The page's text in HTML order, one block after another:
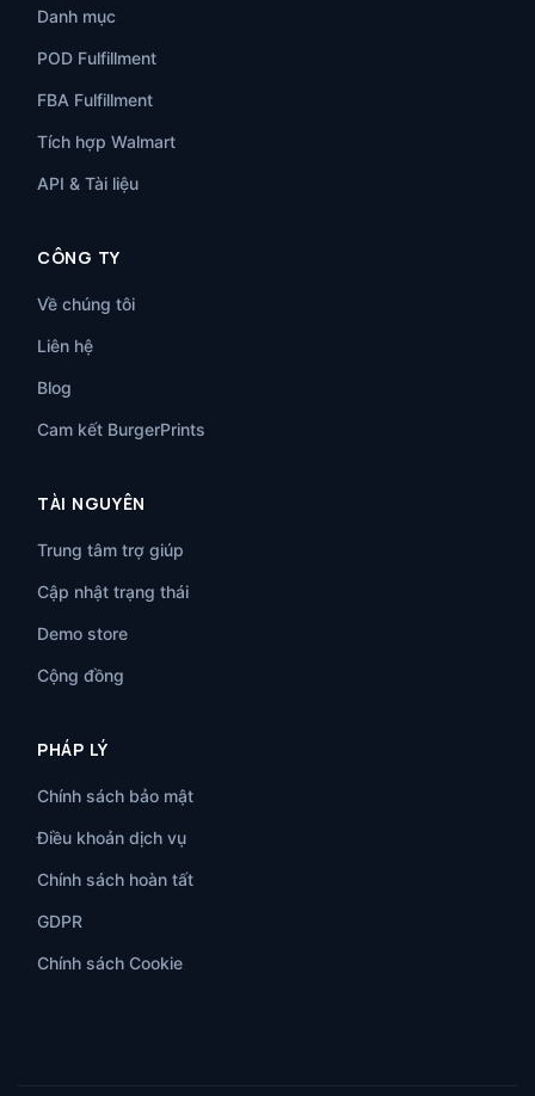
Danh mục
POD Fulfillment
FBA Fulfillment
Tích hợp Walmart
API & Tài liệu
CÔNG TY
Về chúng tôi
Liên hệ
Blog
Cam kết BurgerPrints
TÀI NGUYÊN
Trung tâm trợ giúp
Cập nhật trạng thái
Demo store
Cộng đồng
PHÁP LÝ
Chính sách bảo mật
Điều khoản dịch vụ
Chính sách hoàn tất
GDPR
Chính sách Cookie